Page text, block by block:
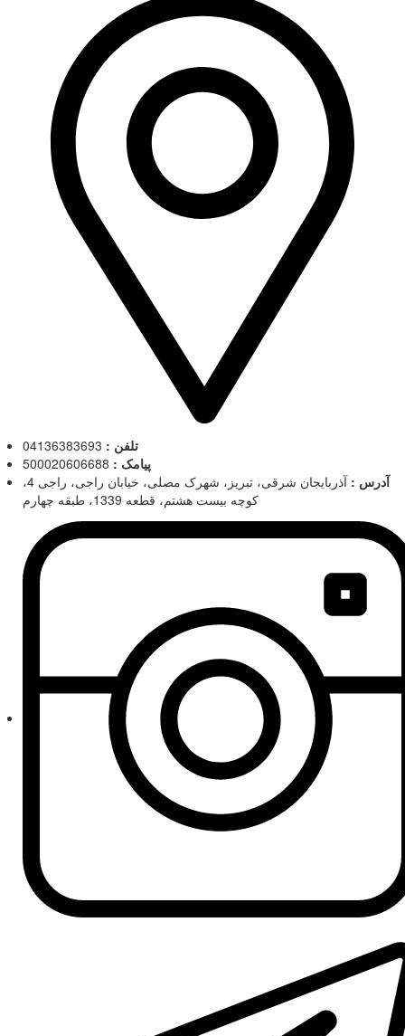
تلفن :
پیامک :
آدرس :
آذربایجان شرقی، تبریز، شهرک مصلی، خیابان راجی، راجی 4،
کوچه بیست هشتم، قطعه 1339، طبقه چهارم